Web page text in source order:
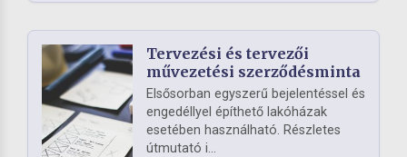
Tervezési és tervezői
művezetési szerződésminta
Elsősorban egyszerű bejelentéssel és
engedéllyel építhető lakóházak
esetében használható. Részletes
útmutató i...